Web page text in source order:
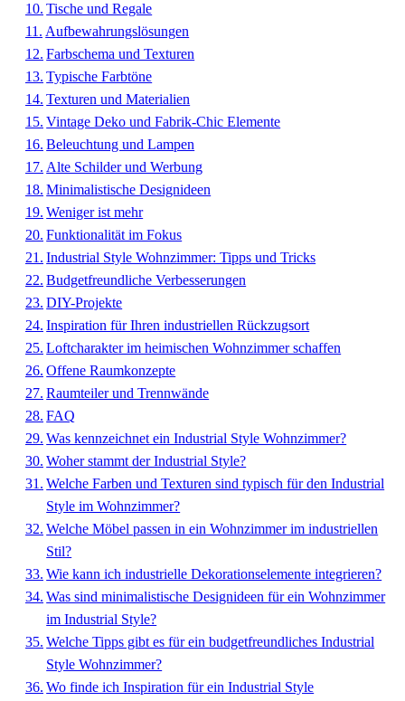
Tische und Regale
Aufbewahrungslösungen
Farbschema und Texturen
Typische Farbtöne
Texturen und Materialien
Vintage Deko und Fabrik-Chic Elemente
Beleuchtung und Lampen
Alte Schilder und Werbung
Minimalistische Designideen
Weniger ist mehr
Funktionalität im Fokus
Industrial Style Wohnzimmer: Tipps und Tricks
Budgetfreundliche Verbesserungen
DIY-Projekte
Inspiration für Ihren industriellen Rückzugsort
Loftcharakter im heimischen Wohnzimmer schaffen
Offene Raumkonzepte
Raumteiler und Trennwände
FAQ
Was kennzeichnet ein Industrial Style Wohnzimmer?
Woher stammt der Industrial Style?
Welche Farben und Texturen sind typisch für den Industrial
Style im Wohnzimmer?
Welche Möbel passen in ein Wohnzimmer im industriellen
Stil?
Wie kann ich industrielle Dekorationselemente integrieren?
Was sind minimalistische Designideen für ein Wohnzimmer
im Industrial Style?
Welche Tipps gibt es für ein budgetfreundliches Industrial
Style Wohnzimmer?
Wo finde ich Inspiration für ein Industrial Style